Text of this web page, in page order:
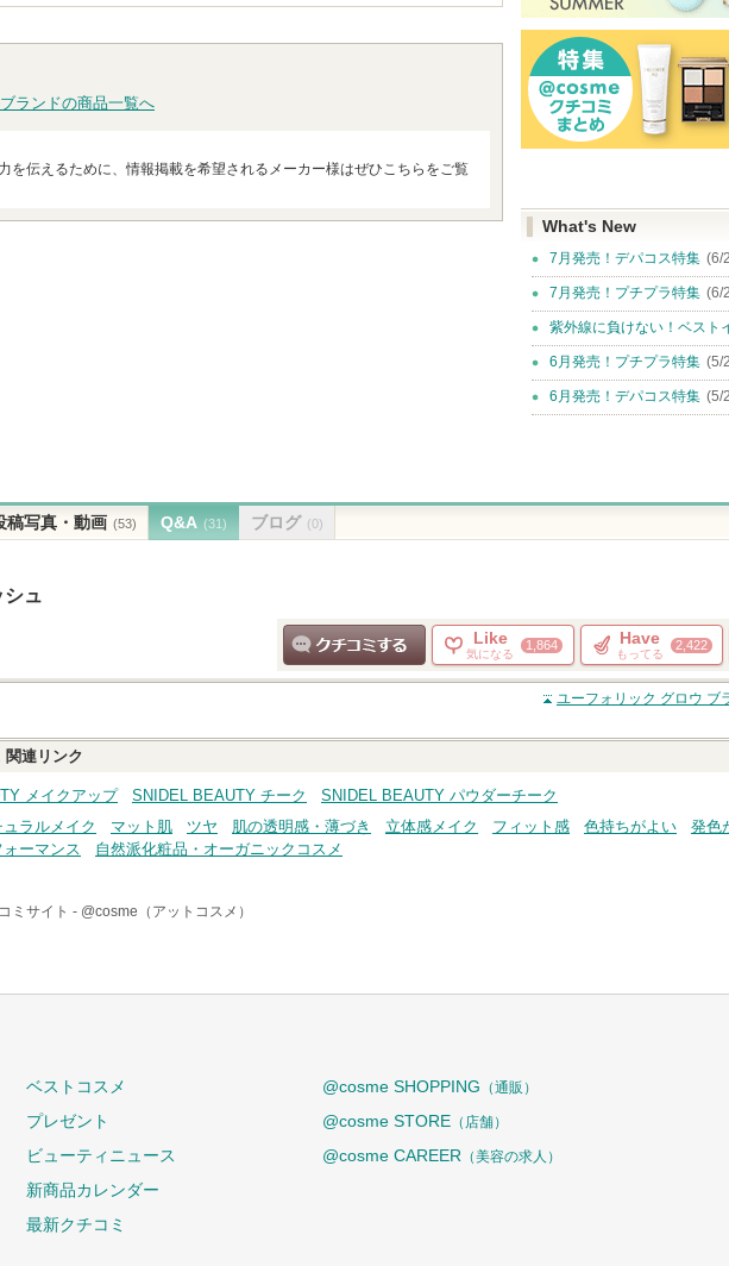
ランドの商品一覧へ
を伝えるために、情報掲載を希望されるメーカー様はぜひこちらをご覧
What's New
7月発売！デパコス特集 (6/
7月発売！プチプラ特集 (6/
紫外線に負けない！ベスト
6月発売！プチプラ特集 (5/
6月発売！デパコス特集 (5/
稿写真・動画 (53) Q&A (31) ブログ (0)
ュ
クチコミする
Like
気になる
1,864 Have
もってる
2,422
ユーフォリック グロウ ブ
関連リンク
メイクアップ SNIDEL BEAUTY チーク
SNIDEL BEAUTY パウダーチーク
ラルメイク マット肌 ツヤ 肌の透明感・薄づき 立体感メイク フィット感 色持ちがよい 発色
ーマンス 自然派化粧品・オーガニックコスメ
ミサイト - @cosme（アットコスメ）
ベストコスメ
プレゼント
ビューティニュース
新商品カレンダー
最新クチコミ
@cosme SHOPPING （通販）
@cosme STORE （店舗）
@cosme CAREER （美容の求人）